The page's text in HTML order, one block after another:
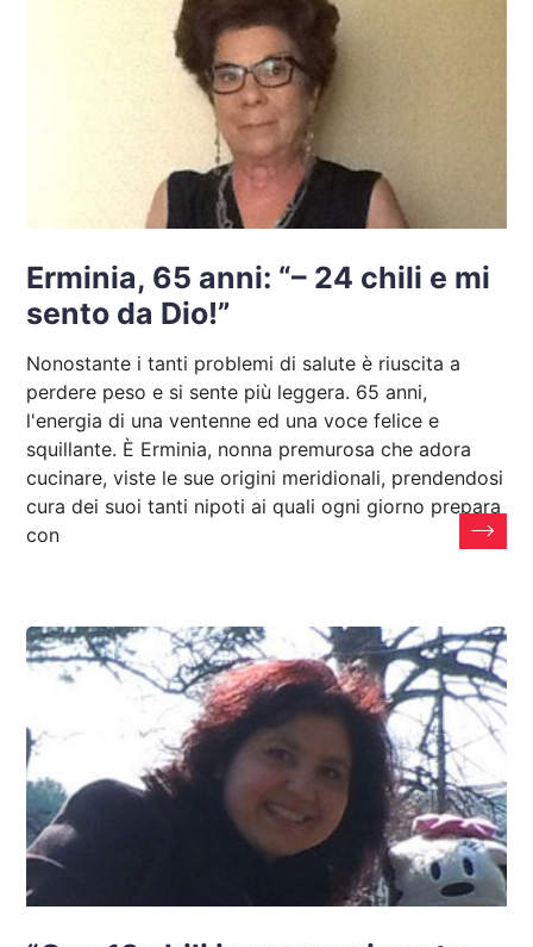
Erminia, 65 anni: “– 24 chili e mi
sento da Dio!”
Nonostante i tanti problemi di salute è riuscita a
perdere peso e si sente più leggera. 65 anni,
l'energia di una ventenne ed una voce felice e
squillante. È Erminia, nonna premurosa che adora
cucinare, viste le sue origini meridionali, prendendosi
cura dei suoi tanti nipoti ai quali ogni giorno prepara
con